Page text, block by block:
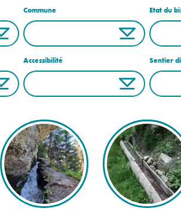
Commune Etat du
Accessibilité Sentier